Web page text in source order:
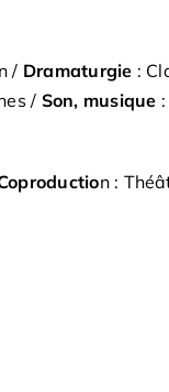
/ Dramaturgie :
/ Son, musique
n :